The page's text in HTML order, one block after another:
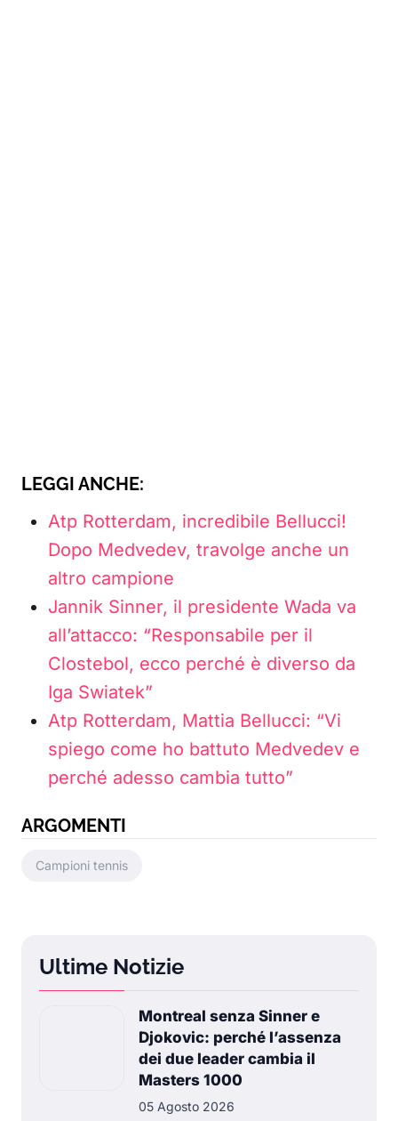
LEGGI ANCHE:
Atp Rotterdam, incredibile Bellucci!
Dopo Medvedev, travolge anche un
altro campione
Jannik Sinner, il presidente Wada va
all’attacco: “Responsabile per il
Clostebol, ecco perché è diverso da
Iga Swiatek”
Atp Rotterdam, Mattia Bellucci: “Vi
spiego come ho battuto Medvedev e
perché adesso cambia tutto”
ARGOMENTI
Campioni tennis
Ultime Notizie
Montreal senza Sinner e
Djokovic: perché l’assenza
dei due leader cambia il
Masters 1000
05 Agosto 2026